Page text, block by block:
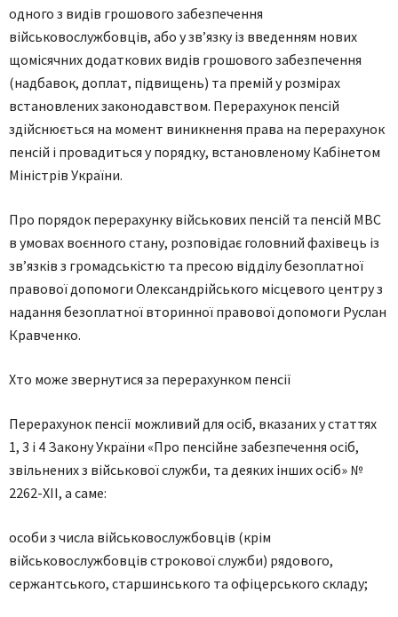
одного з видів грошового забезпечення
військовослужбовців, або у зв’язку із введенням нових
щомісячних додаткових видів грошового забезпечення
(надбавок, доплат, підвищень) та премій у розмірах
встановлених законодавством. Перерахунок пенсій
здійснюється на момент виникнення права на перерахунок
пенсій і провадиться у порядку, встановленому Кабінетом
Міністрів України.
Про порядок перерахунку військових пенсій та пенсій МВС
в умовах воєнного стану, розповідає головний фахівець із
зв’язків з громадськістю та пресою відділу безоплатної
правової допомоги Олександрійського місцевого центру з
надання безоплатної вторинної правової допомоги Руслан
Кравченко.
Хто може звернутися за перерахунком пенсії
Перерахунок пенсії можливий для осіб, вказаних у статтях
1, 3 і 4 Закону України «Про пенсійне забезпечення осіб,
звільнених з військової служби, та деяких інших осіб» №
2262-ХІІ, а саме:
особи з числа військовослужбовців (крім
військовослужбовців строкової служби) рядового,
сержантського, старшинського та офіцерського складу;